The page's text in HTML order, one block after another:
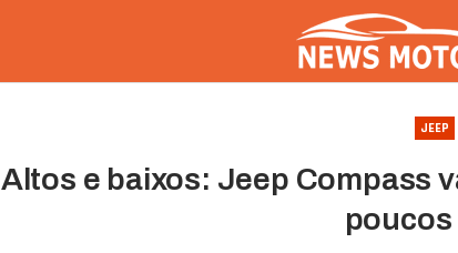
JEEP
Altos e baixos: Jeep Compass